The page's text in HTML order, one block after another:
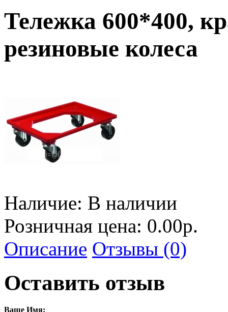
Тележка 600*400,
резиновые колеса
Наличие: В наличии
Розничная цена: 0.00р.
Описание Отзывы (0)
Оставить отзыв
Ваше Имя: